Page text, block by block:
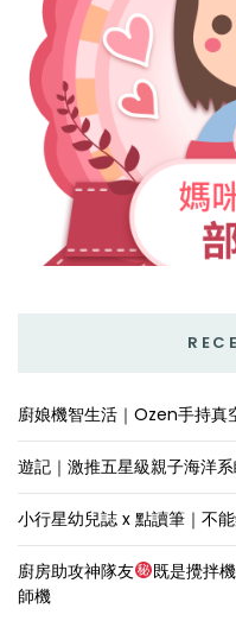
廚娘機智生活｜Ozen手持真
遊記｜激推五星級親子海洋
小行星幼兒誌 x 點讀筆｜不
廚房助攻神隊友
既是攪拌
師機